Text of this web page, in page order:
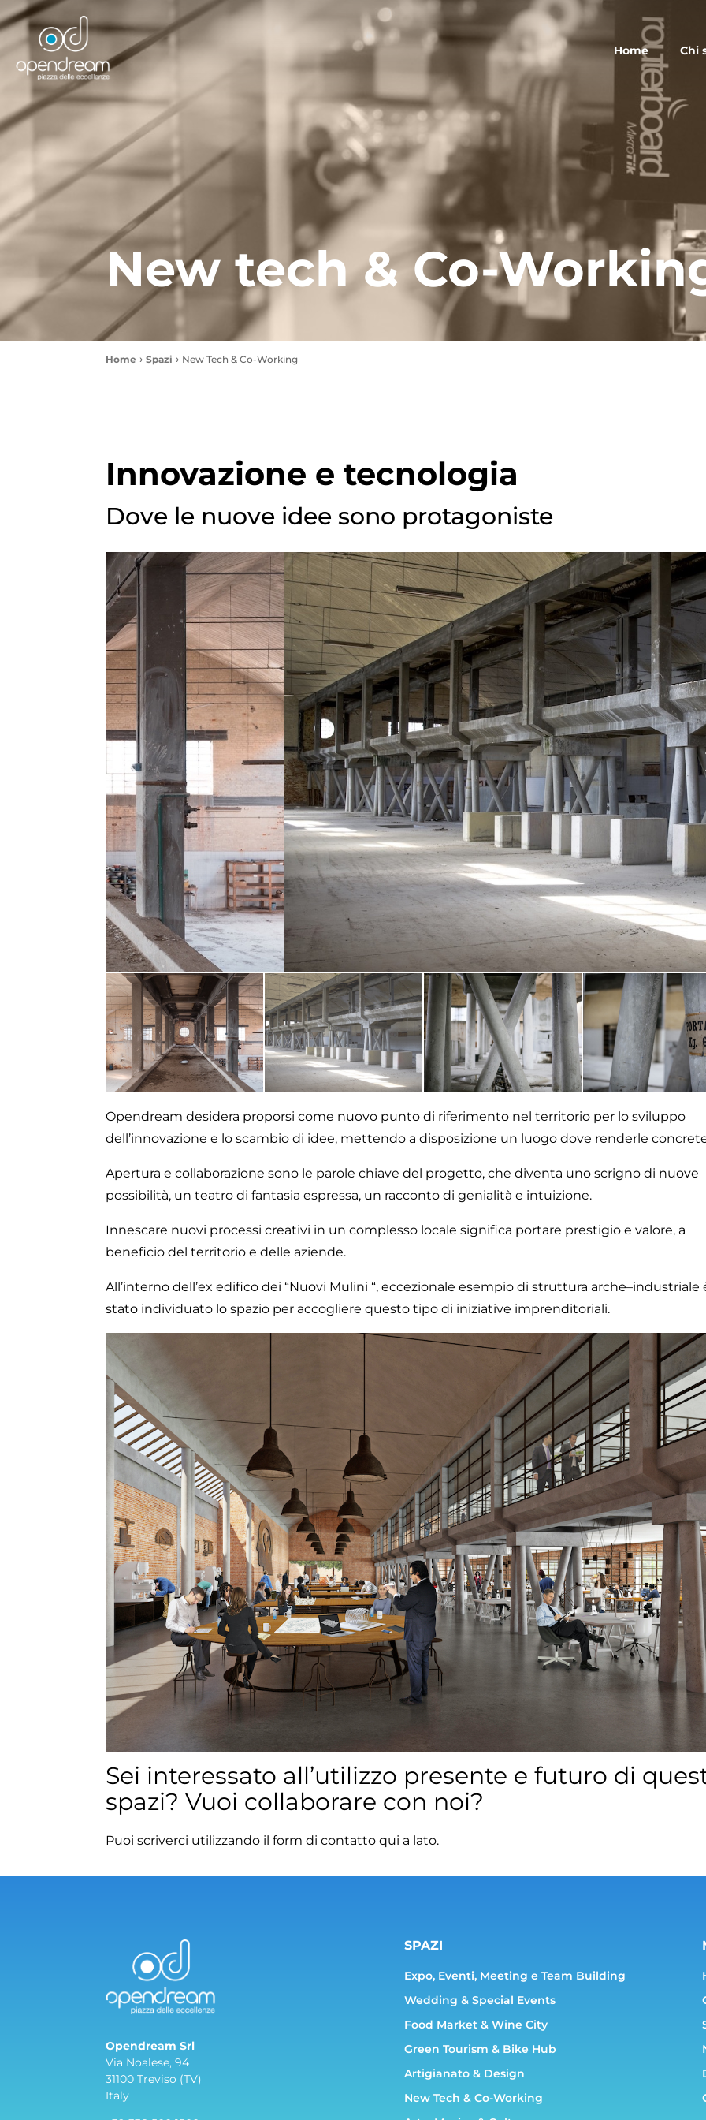
Home Chi
New tech & Co-
Home Spazi New Tech & Co-Working
Innovazione e tecnologia
Dove le nuove idee sono protagoniste
Opendream desidera proporsi come nuovo punto di riferimento nel territorio per lo sviluppo
dell’innovazione e lo scambio di idee, mettendo a disposizione un luogo dove renderle
Apertura e collaborazione sono le parole chiave del progetto, che diventa uno scrigno di nuove
possibilità, un teatro di fantasia espressa, un racconto di genialità e intuizione.
Innescare nuovi processi creativi in un complesso locale significa portare prestigio e valore, a
beneficio del territorio e delle aziende.
All’interno dell’ex edifico dei “Nuovi Mulini “, eccezionale esempio di struttura arche–industriale
stato individuato lo spazio per accogliere questo tipo di iniziative imprenditoriali.
Sei interessato all’utilizzo presente e futuro di
spazi? Vuoi collaborare con noi?
Puoi scriverci utilizzando il form di contatto qui a lato.
Opendream Srl
Via Noalese, 94
31100 Treviso (TV)
Italy
SPAZI
Expo, Eventi, Meeting e Team Building
Wedding & Special Events
Food Market & Wine City
Green Tourism & Bike Hub
Artigianato & Design
New Tech & Co-Working